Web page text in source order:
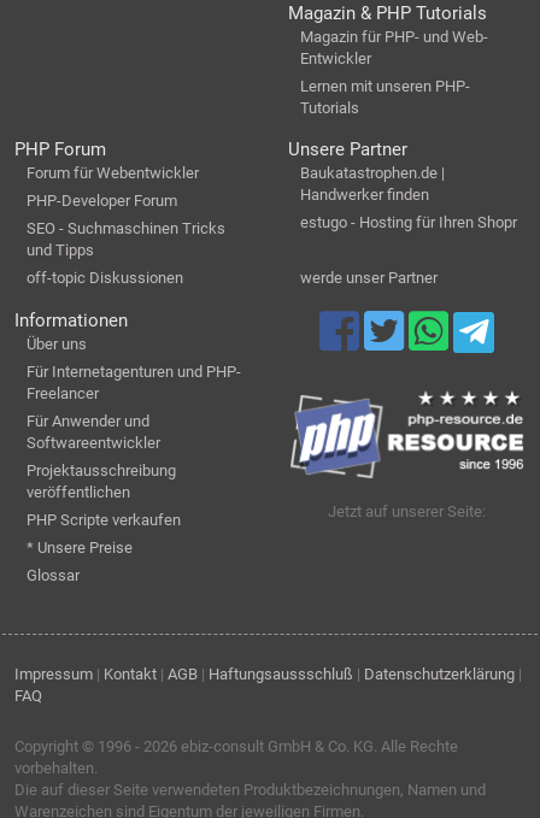
Magazin & PHP Tutorials
Magazin für PHP- und Web-
Entwickler
Lernen mit unseren PHP-
Tutorials
PHP Forum
Forum für Webentwickler
PHP-Developer Forum
SEO - Suchmaschinen Tricks
und Tipps
off-topic Diskussionen
Unsere Partner
Baukatastrophen.de |
Handwerker finden
estugo - Hosting für Ihren Shopr
werde unser Partner
Informationen
Über uns
Für Internetagenturen und PHP-
Freelancer
Für Anwender und
Softwareentwickler
Projektausschreibung
veröffentlichen
PHP Scripte verkaufen
* Unsere Preise
Glossar
Jetzt auf unserer Seite:
Impressum | Kontakt | AGB | Haftungsaussschluß | Datenschutzerklärung |
FAQ
Copyright © 1996 - 2026 ebiz-consult GmbH & Co. KG. Alle Rechte
vorbehalten.
Die auf dieser Seite verwendeten Produktbezeichnungen, Namen und
Warenzeichen sind Eigentum der jeweiligen Firmen.